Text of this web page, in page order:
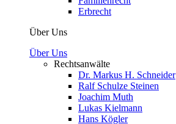
Erbrecht
Über Uns
Über Uns
Rechtsanwälte
Dr. Markus H. Schneider
Ralf Schulze Steinen
Joachim Muth
Lukas Kielmann
Hans Kögler